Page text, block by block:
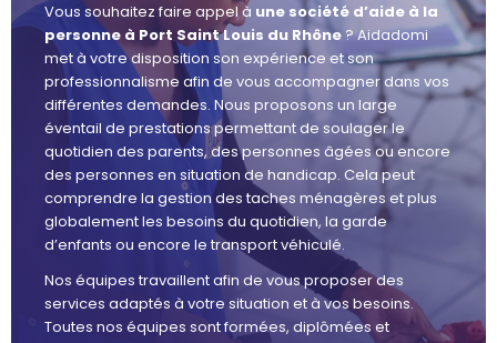
Vous souhaitez faire appel à une société d’aide à la
personne à Port Saint Louis du Rhône? Aidadomi
met à votre disposition son expérience et son
professionnalisme afin de vous accompagner dans vos
différentes demandes. Nous proposons un large
éventail de prestations permettant de soulager le
quotidien des parents, des personnes âgées ou encore
des personnes en situation de handicap. Cela peut
comprendre la gestion des taches ménagères et plus
globalement les besoins du quotidien, la garde
d’enfants ou encore le transport véhiculé.
Nos équipes travaillent afin de vous proposer des
services adaptés à votre situation et à vos besoins.
Toutes nos équipes sont formées, diplômées et